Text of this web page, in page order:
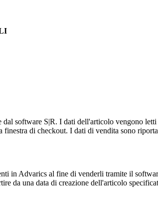
software S|R. I dati dell'articolo vengono
finestra di checkout. I dati di vendita sono
in Advarics al fine di venderli tramite il
da una data di creazione dell'articolo